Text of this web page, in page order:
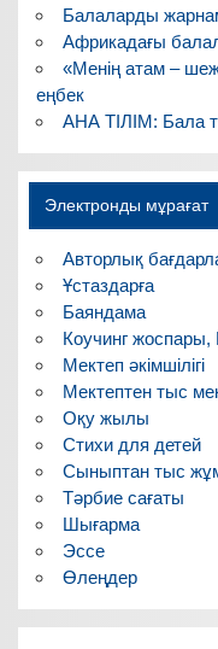
Балаларды
Африкадағы
«Менің атам –
еңбек
АНА ТІЛІМ: Бала
Электронды мұрағат
Авторлық
Ұстаздарға
Баяндама
Коучинг
Мектеп әкімшілігі
Мектептен тыс
Оқу жылы
Стихи для детей
Сыныптан тыс
Тәрбие сағаты
Шығарма
Эссе
Өлеңдер